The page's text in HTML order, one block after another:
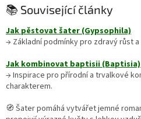
📚 Související články
Jak pěstovat šater (Gypsophila)
→ Základní podmínky pro zdravý růst
Jak kombinovat baptisii (Baptisia)
→ Inspirace pro přírodní a trvalkové
charakterem.
🧭 Šater pomáhá vytvářet jemné